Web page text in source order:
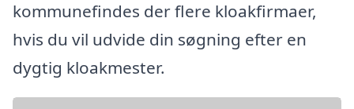
kommunefindes der flere kloakfirmaer,
hvis du vil udvide din søgning efter en
dygtig kloakmester.